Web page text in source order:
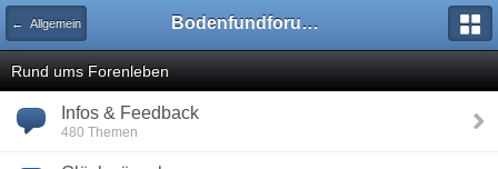
← Allgemein Bodenfundforum.com
Rund ums Forenleben
Infos & Feedback
480 Themen